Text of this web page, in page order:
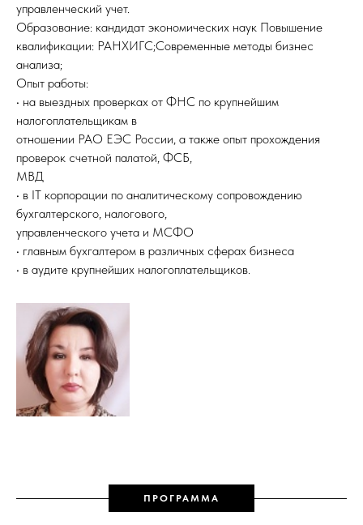
управленческий учет.
Образование: кандидат экономических наук Повышение
квалификации: РАНХИГС;Современные методы бизнес
анализа;
Опыт работы:
• на выездных проверках от ФНС по крупнейшим
налогоплательщикам в
отношении РАО ЕЭС России, а также опыт прохождения
проверок счетной палатой, ФСБ,
МВД
• в IT корпорации по аналитическому сопровождению
бухгалтерского, налогового,
управленческого учета и МСФО
• главным бухгалтером в различных сферах бизнеса
• в аудите крупнейших налогоплательщиков.
ПРОГРАММА